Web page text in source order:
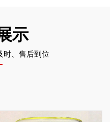
示
时、售后到位